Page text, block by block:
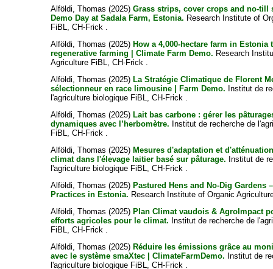
Alföldi, Thomas (2025)Grass strips, cover crops and no-till
Demo Day at Sadala Farm, Estonia. Research Institute of
FiBL, CH-Frick .
Alföldi, Thomas (2025) How a 4,000-hectare farm in
regenerative farming | Climate Farm Demo. Research
Agriculture FiBL, CH-Frick .
Alföldi, Thomas (2025) La Stratégie Climatique de Florent
sélectionneur en race limousine | Farm Demo. Institut de
l'agriculture biologique FiBL, CH-Frick .
Alföldi, Thomas (2025) Lait bas carbone : gérer les
dynamiques avec l’herbomètre. Institut de recherche de
FiBL, CH-Frick .
Alföldi, Thomas (2025) Mesures d'adaptation et
climat dans l'élevage laitier basé sur pâturage. Institut de
l'agriculture biologique FiBL, CH-Frick .
Alföldi, Thomas (2025) Pastured Hens and No-Dig Gardens
Practices in Estonia. Research Institute of Organic
Alföldi, Thomas (2025) Plan Climat vaudois & AgroImpact
efforts agricoles pour le climat. Institut de recherche de
FiBL, CH-Frick .
Alföldi, Thomas (2025) Réduire les émissions grâce au
avec le système smaXtec | ClimateFarmDemo. Institut de
l'agriculture biologique FiBL, CH-Frick .